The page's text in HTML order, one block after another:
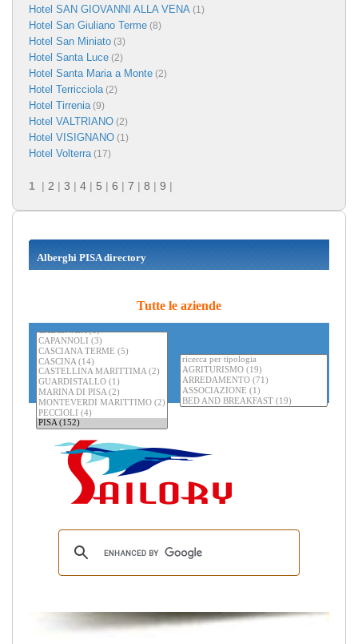
Hotel SAN GIOVANNI ALLA VENA (1)
Hotel San Giuliano Terme (8)
Hotel San Miniato (3)
Hotel Santa Luce (2)
Hotel Santa Maria a Monte (2)
Hotel Terricciola(2)
Hotel Tirrenia(9)
Hotel VALTRIANO (2)
Hotel VISIGNANO (1)
Hotel Volterra(17)
1 | 2 | 3 | 4 | 5 | 6 | 7 | 8 | 9 |
Alberghi PISA directory
Tutte le aziende